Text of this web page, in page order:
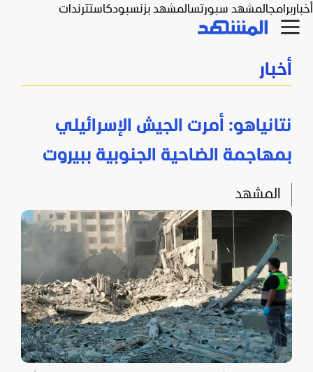
أخباربرامجالمشهد سبورتسالمشهد بزنسبودكاستترندات
أخبار
نتانياهو: أمرت الجيش الإسرائيلي
بمهاجمة الضاحية الجنوبية ببيروت
المشهد